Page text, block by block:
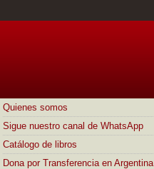
Quienes somos
Sigue nuestro canal de WhatsApp
Catálogo de libros
Dona por Transferencia en Argentina